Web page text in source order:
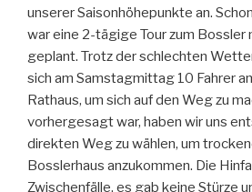
unserer Saisonhöhepunkte an.
war eine 2-tägige Tour zum Bossler
geplant. Trotz der schlechten
sich am Samstagmittag 10 Fahrer
Rathaus, um sich auf den Weg zu
vorhergesagt war, haben wir uns
direkten Weg zu wählen, um
Bosslerhaus anzukommen. Die
Zwischenfälle, es gab keine Stürze